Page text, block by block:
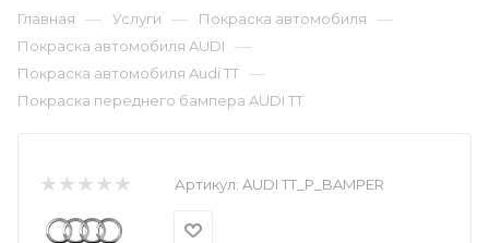
Главная — Услуги — Покраска автомобиля —
Покраска автомобиля AUDI —
Покраска автомобиля Audi TT —
Покраска переднего бампера AUDI TT
Артикул: AUDI TT_P_BAMPER